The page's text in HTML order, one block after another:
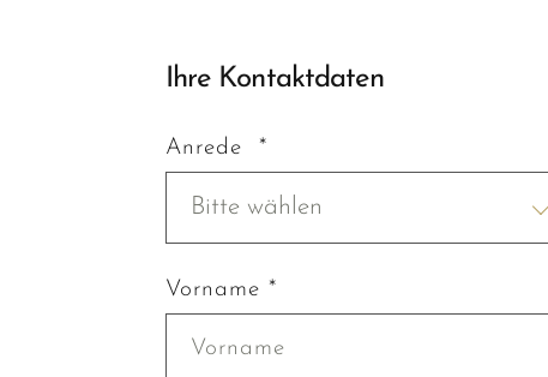
Ihre Kontaktdaten
Anrede *
Bitte wählen
Vorname *